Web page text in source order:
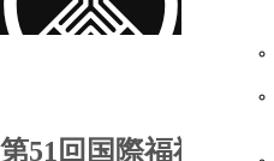
お
第51回国際福祉機器